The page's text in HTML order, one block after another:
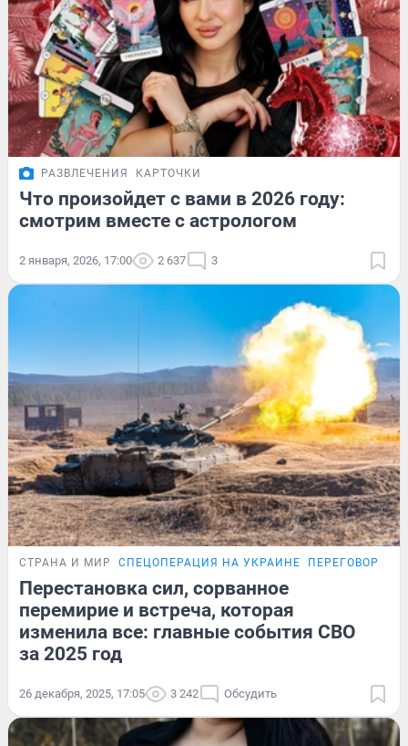
РАЗВЛЕЧЕНИЯ КАРТОЧКИ
Что произойдет с вами в 2026 году:
смотрим вместе с астрологом
2 января, 2026, 17:00 2 637 3
СТРАНА И МИР СПЕЦОПЕРАЦИЯ НА УКРАИНЕ ПЕРЕГОВОРЫ
Перестановка сил, сорванное
перемирие и встреча, которая
изменила все: главные события СВО
за 2025 год
26 декабря, 2025, 17:05 3 242 Обсудить